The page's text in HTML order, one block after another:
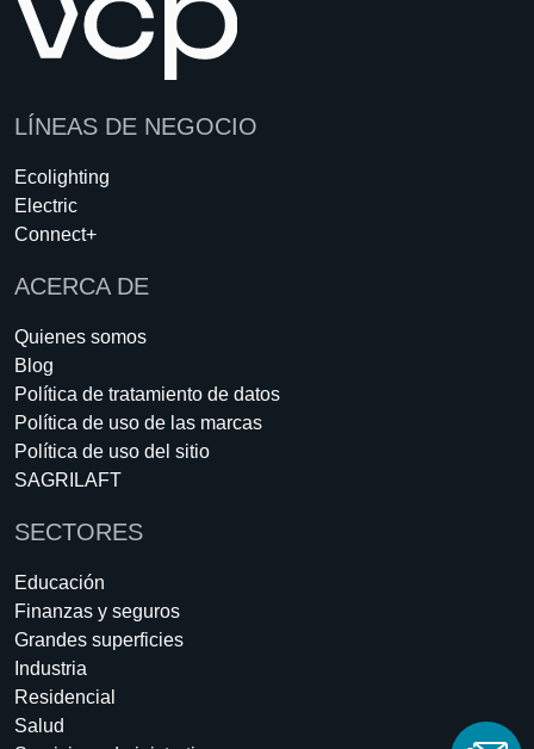
LÍNEAS DE NEGOCIO
Ecolighting
Electric
Connect+
ACERCA DE
Quienes somos
Blog
Política de tratamiento de datos
Política de uso de las marcas
Política de uso del sitio
SAGRILAFT
SECTORES
Educación
Finanzas y seguros
Grandes superficies
Industria
Residencial
Salud